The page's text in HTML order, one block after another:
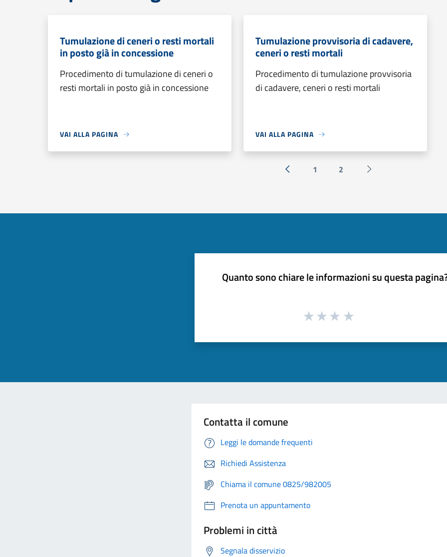
Tumulazione di ceneri o resti mortali
in posto già in concessione
Procedimento di tumulazione di ceneri o
resti mortali in posto già in concessione
VAI ALLA PAGINA
Tumulazione provvisoria di cadavere,
ceneri o resti mortali
Procedimento di tumulazione provvisoria
di cadavere, ceneri o resti mortali
VAI ALLA PAGINA
« Precedente
1 2
Successiva »
Quanto sono chiare le informazioni su questa
Contatta il comune
Leggi le domande frequenti
Richiedi Assistenza
Chiama il comune 0825/982005
Prenota un appuntamento
Problemi in città
Segnala disservizio